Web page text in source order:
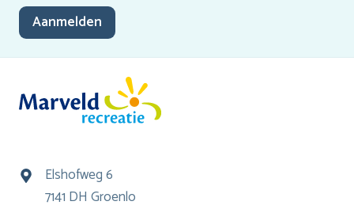
Aanmelden
Elshofweg 6
7141 DH Groenlo